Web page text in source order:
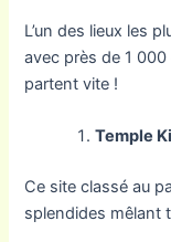
L’un des lieux les
avec près de 1
partent vite !
Temple
Ce site classé au
splendides mêlant